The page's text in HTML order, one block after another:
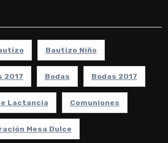
Bautizo Niño
2017 Bodas Bodas 2017
Lactancia Comuniones
Mesa Dulce